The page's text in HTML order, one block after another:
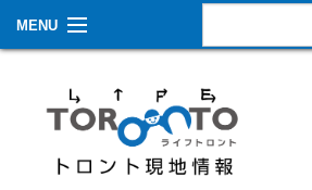
MENU
生活情報
その他